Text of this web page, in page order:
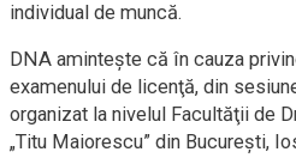
individual de muncă.
DNA aminteşte că în cauza
examenului de licenţă, din
organizat la nivelul Facultăţii de
„Titu Maiorescu” din Bucureşti,